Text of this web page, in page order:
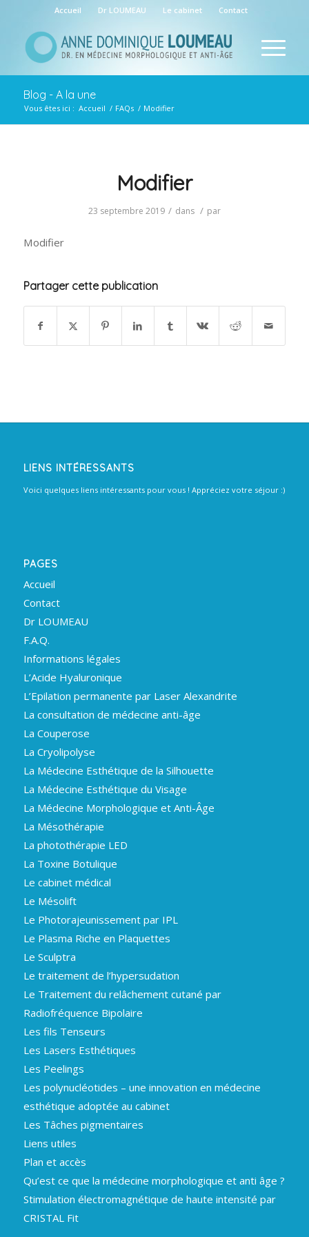
Accueil Dr LOUMEAU Le cabinet Contact
Blog - A la une
Vous êtes ici : Accueil / FAQs / Modifier
Modifier
23 septembre 2019 / dans / par
Modifier
Partager cette publication
LIENS INTÉRESSANTS
Voici quelques liens intéressants pour vous ! Appréciez votre séjour :)
PAGES
Accueil
Contact
Dr LOUMEAU
F.A.Q.
Informations légales
L’Acide Hyaluronique
L’Epilation permanente par Laser Alexandrite
La consultation de médecine anti-âge
La Couperose
La Cryolipolyse
La Médecine Esthétique de la Silhouette
La Médecine Esthétique du Visage
La Médecine Morphologique et Anti-Âge
La Mésothérapie
La photothérapie LED
La Toxine Botulique
Le cabinet médical
Le Mésolift
Le Photorajeunissement par IPL
Le Plasma Riche en Plaquettes
Le Sculptra
Le traitement de l’hypersudation
Le Traitement du relâchement cutané par
Radiofréquence Bipolaire
Les fils Tenseurs
Les Lasers Esthétiques
Les Peelings
Les polynucléotides – une innovation en médecine
esthétique adoptée au cabinet
Les Tâches pigmentaires
Liens utiles
Plan et accès
Qu’est ce que la médecine morphologique et anti âge ?
Stimulation électromagnétique de haute intensité par
CRISTAL Fit